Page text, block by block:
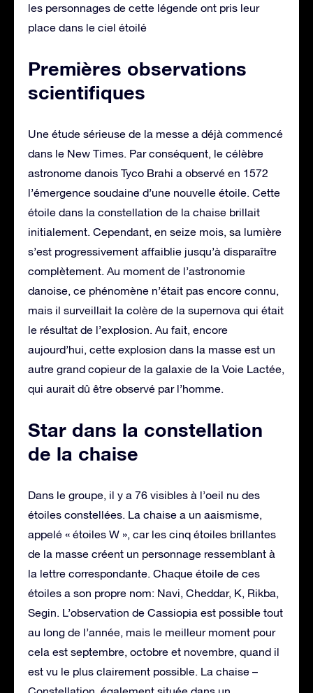
les personnages de cette légende ont pris leur
place dans le ciel étoilé
Premières observations
scientifiques
Une étude sérieuse de la messe a déjà commencé
dans le New Times. Par conséquent, le célèbre
astronome danois Tyco Brahi a observé en 1572
l’émergence soudaine d’une nouvelle étoile. Cette
étoile dans la constellation de la chaise brillait
initialement. Cependant, en seize mois, sa lumière
s’est progressivement affaiblie jusqu’à disparaître
complètement. Au moment de l’astronomie
danoise, ce phénomène n’était pas encore connu,
mais il surveillait la colère de la supernova qui était
le résultat de l’explosion. Au fait, encore
aujourd’hui, cette explosion dans la masse est un
autre grand copieur de la galaxie de la Voie Lactée,
qui aurait dû être observé par l’homme.
Star dans la constellation
de la chaise
Dans le groupe, il y a 76 visibles à l’oeil nu des
étoiles constellées. La chaise a un aaismisme,
appelé « étoiles W », car les cinq étoiles brillantes
de la masse créent un personnage ressemblant à
la lettre correspondante. Chaque étoile de ces
étoiles a son propre nom: Navi, Cheddar, K, Rikba,
Segin. L’observation de Cassiopia est possible tout
au long de l’année, mais le meilleur moment pour
cela est septembre, octobre et novembre, quand il
est vu le plus clairement possible. La chaise –